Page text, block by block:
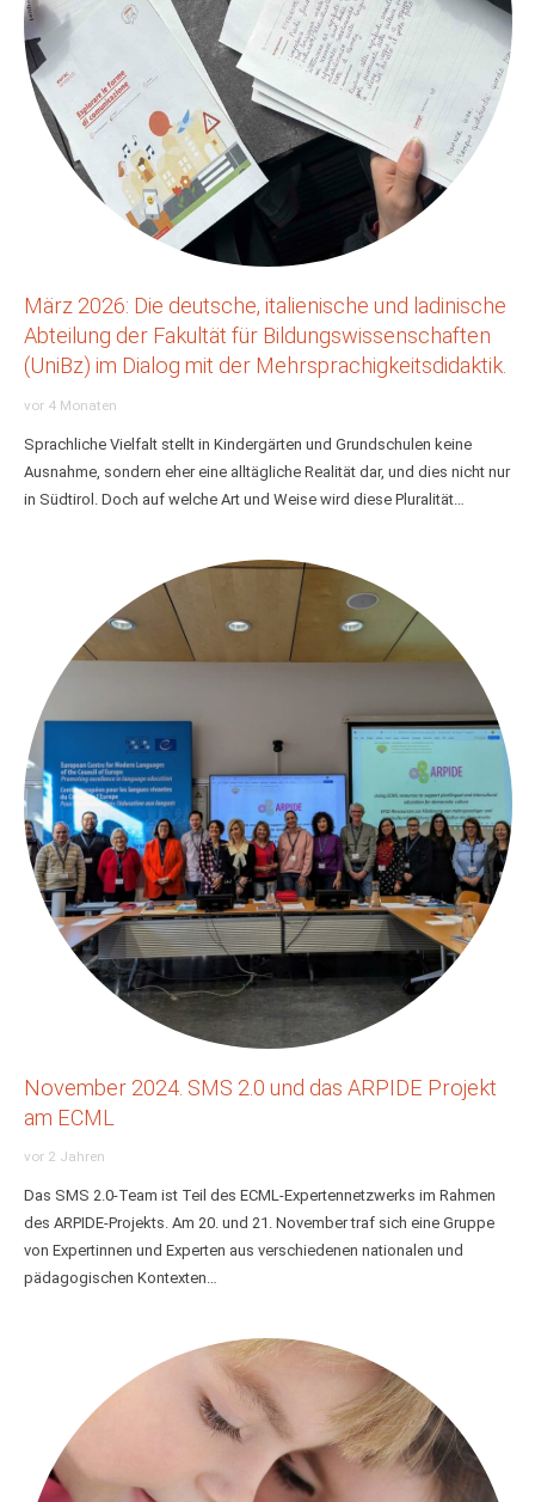
März 2026: Die deutsche, italienische und ladinische
Abteilung der Fakultät für Bildungswissenschaften
(UniBz) im Dialog mit der Mehrsprachigkeitsdidaktik.
vor 4 Monaten
Sprachliche Vielfalt stellt in Kindergärten und Grundschulen keine
Ausnahme, sondern eher eine alltägliche Realität dar, und dies nicht nur
in Südtirol. Doch auf welche Art und Weise wird diese Pluralität…
November 2024. SMS 2.0 und das ARPIDE Projekt
am ECML
vor 2 Jahren
Das SMS 2.0-Team ist Teil des ECML-Expertennetzwerks im Rahmen
des ARPIDE-Projekts. Am 20. und 21. November traf sich eine Gruppe
von Expertinnen und Experten aus verschiedenen nationalen und
pädagogischen Kontexten…